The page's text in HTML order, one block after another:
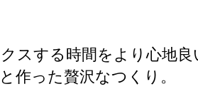
スする時間をより心地
作った贅沢なつくり。